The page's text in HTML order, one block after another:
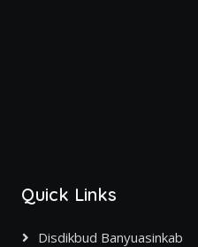
Quick Links
Disdikbud Banyuasinkab